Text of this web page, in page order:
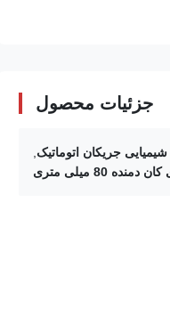
جزئیات محصول
جریکان اتوماتیک,
80 میلی متری